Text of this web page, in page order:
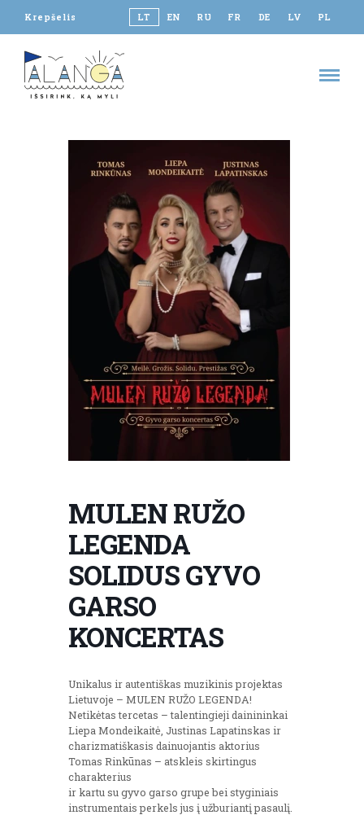
Krepšelis LT EN RU FR DE LV PL
MULEN RUŽO
LEGENDA
SOLIDUS GYVO
GARSO
KONCERTAS
Unikalus ir autentiškas muzikinis projektas
Lietuvoje – MULEN RUŽO LEGENDA!
Netikėtas tercetas – talentingieji dainininkai
Liepa Mondeikaitė, Justinas Lapatinskas ir
charizmatiškasis dainuojantis aktorius
Tomas Rinkūnas – atskleis skirtingus
charakterius
ir kartu su gyvo garso grupe bei styginiais
instrumentais perkels jus į užburiantį pasaulį.